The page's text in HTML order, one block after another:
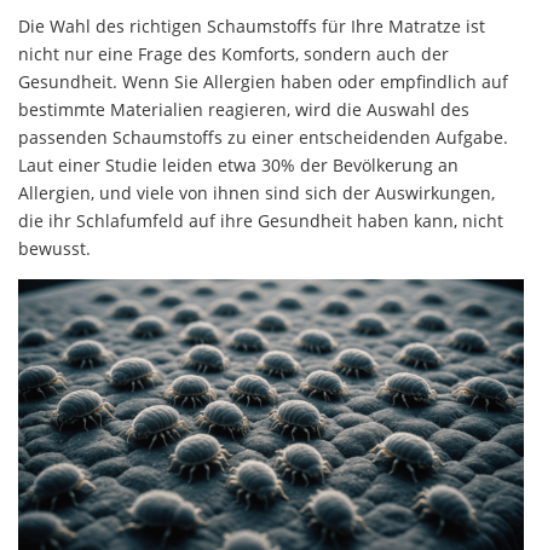
Die Wahl des richtigen Schaumstoffs für Ihre Matratze ist
nicht nur eine Frage des Komforts, sondern auch der
Gesundheit. Wenn Sie Allergien haben oder empfindlich auf
bestimmte Materialien reagieren, wird die Auswahl des
passenden Schaumstoffs zu einer entscheidenden Aufgabe.
Laut einer Studie leiden etwa 30% der Bevölkerung an
Allergien, und viele von ihnen sind sich der Auswirkungen,
die ihr Schlafumfeld auf ihre Gesundheit haben kann, nicht
bewusst.